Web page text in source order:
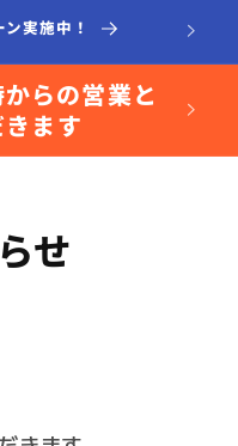
実施中！
らの営業と
ます
せ